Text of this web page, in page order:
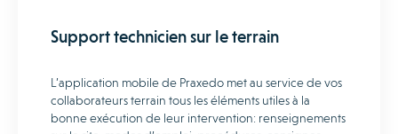
Support technicien sur le terrain
L’application mobile de Praxedo met au service de vos
collaborateurs terrain tous les éléments utiles à la
bonne exécution de leur intervention: renseignements